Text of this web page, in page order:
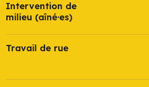
Intervention de
milieu (aîné·es)
Travail de rue